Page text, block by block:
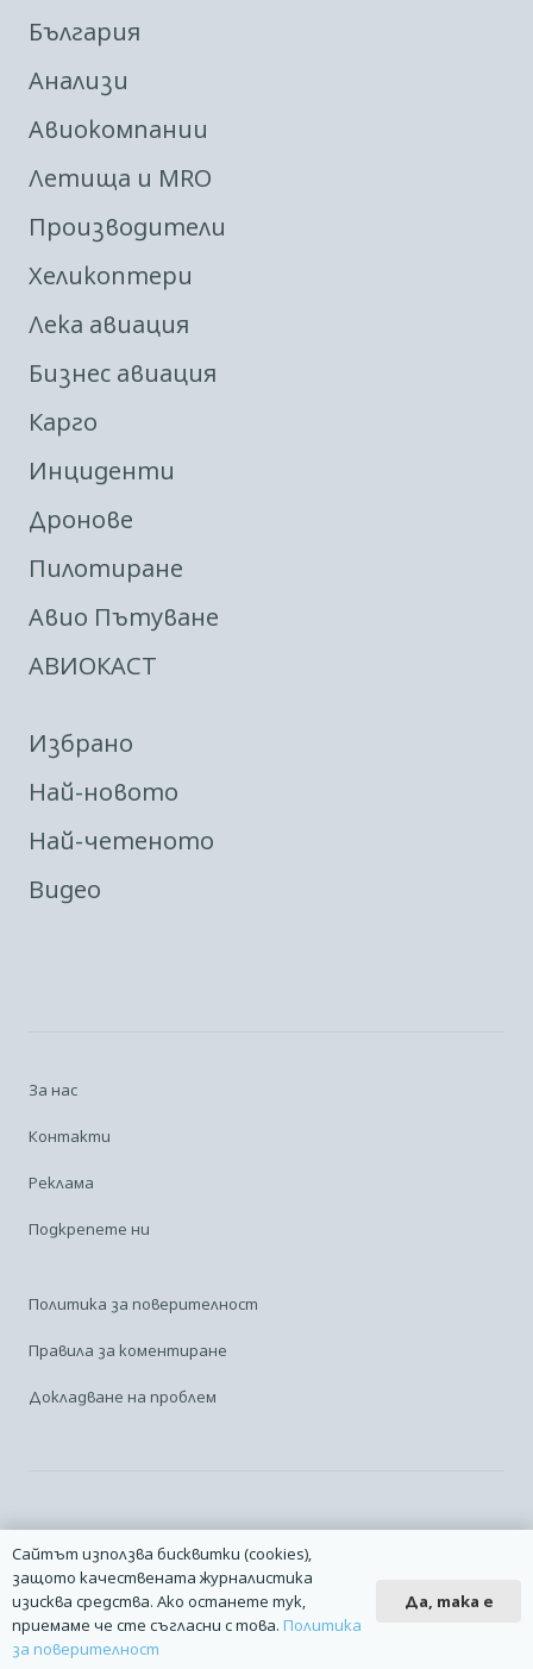
България
Анализи
Авиокомпании
Летища и MRO
Производители
Хеликоптери
Лека авиация
Бизнес авиация
Карго
Инциденти
Дронове
Пилотиране
Авио Пътуване
АВИОКАСТ
Избрано
Най-новото
Най-четеното
Видео
За нас
Контакти
Реклама
Подкрепете ни
Политика за поверителност
Правила за коментиране
Докладване на проблем
Linkedin
2014 – 2026 © Всички права запазени. | Издател: Авио Форум |
Дизайн manolov.net | Разработване Pixelliant
Сайтът използва бисквитки (cookies),
защото качествената журналистика
изисква средства. Ако останете тук,
приемаме че сте съгласни с това. Политика
за поверителност
Да, така е